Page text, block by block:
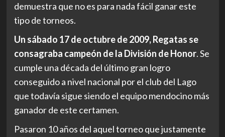
demuestra que no es para nada fácil ganar este
tipo de torneos.
Un sábado 17 de octubre de 2009, Regatas se
consagraba campeón de la División de Honor. Se
cumple una década del último gran logro
conseguido a nivel nacional por el club del Lago
que todavía sigue siendo el equipo mendocino más
ganador de este certamen.
Pasaron 10 años del aquel torneo que justamente